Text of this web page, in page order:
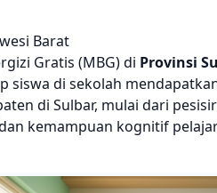
Barat
Gratis (MBG) di Provinsi
siswa di sekolah
di Sulbar, mulai dari
kemampuan kognitif